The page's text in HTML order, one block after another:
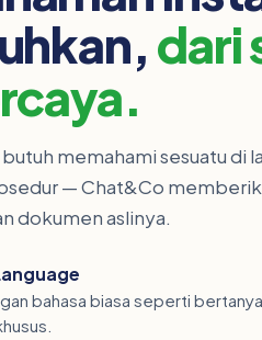
dari
memahami sesuatu di
— Chat&Co
dokumen aslinya.
bahasa biasa seperti